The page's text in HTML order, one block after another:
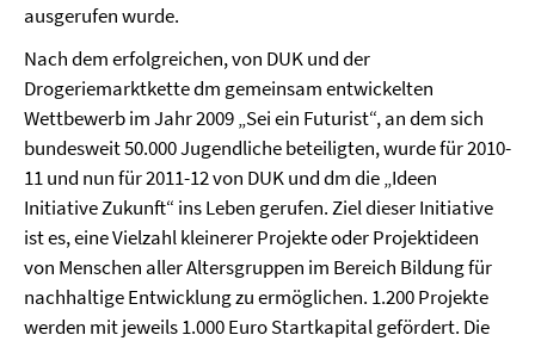
ausgerufen wurde.
Nach dem erfolgreichen, von DUK und der
Drogeriemarktkette dm gemeinsam entwickelten
Wettbewerb im Jahr 2009 „Sei ein Futurist“, an dem sich
bundesweit 50.000 Jugendliche beteiligten, wurde für 2010-
11 und nun für 2011-12 von DUK und dm die „Ideen
Initiative Zukunft“ ins Leben gerufen. Ziel dieser Initiative
ist es, eine Vielzahl kleinerer Projekte oder Projektideen
von Menschen aller Altersgruppen im Bereich Bildung für
nachhaltige Entwicklung zu ermöglichen. 1.200 Projekte
werden mit jeweils 1.000 Euro Startkapital gefördert. Die